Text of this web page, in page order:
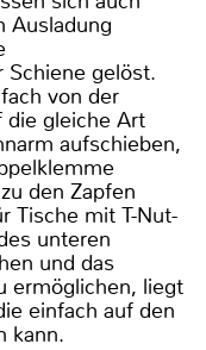
Ausladung
Schiene gelöst.
von der
die gleiche Art
aufschieben,
den Zapfen
Tische mit T-Nut-
unteren
und das
ermöglichen, liegt
einfach auf den
kann.